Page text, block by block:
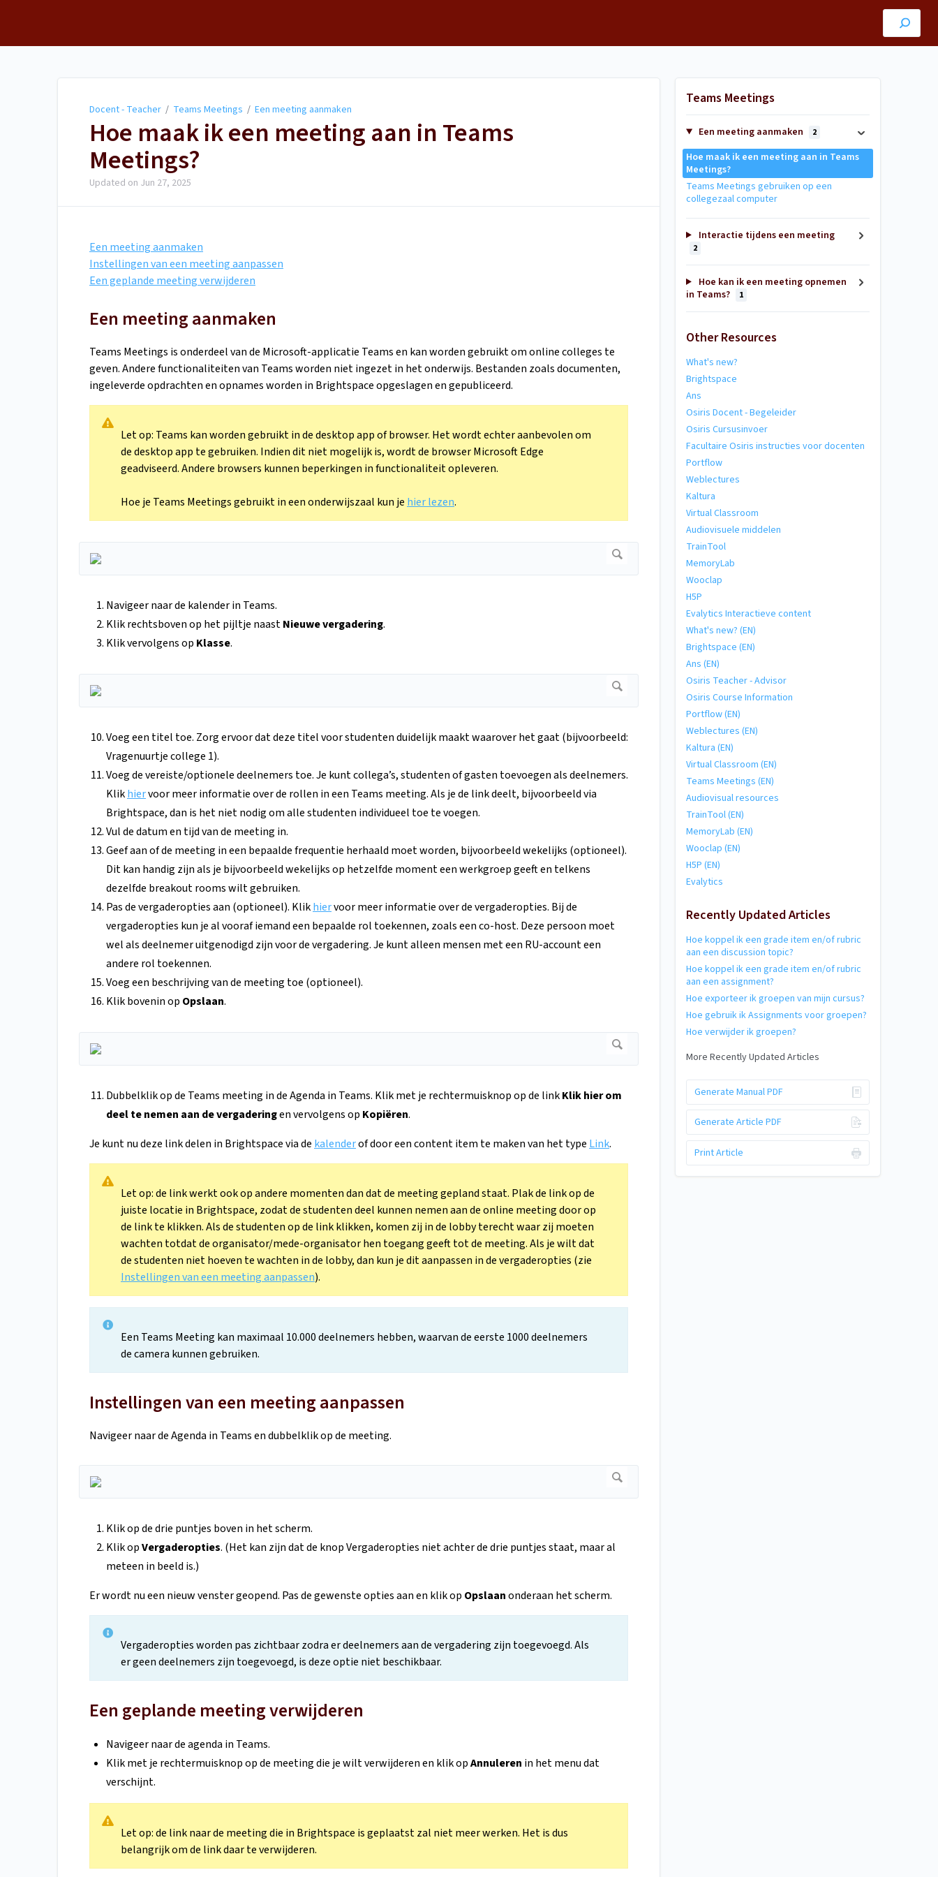
Docent - Teacher / Teams Meetings / Een meeting aanmaken
Hoe maak ik een meeting aan in Teams
Meetings?
Updated on Jun 27, 2025
Een meeting aanmaken
Instellingen van een meeting aanpassen
Een geplande meeting verwijderen
Een meeting aanmaken
Teams Meetings is onderdeel van de Microsoft-applicatie Teams en kan worden gebruikt om online colleges te
geven. Andere functionaliteiten van Teams worden niet ingezet in het onderwijs. Bestanden zoals documenten,
ingeleverde opdrachten en opnames worden in Brightspace opgeslagen en gepubliceerd.
Let op: Teams kan worden gebruikt in de desktop app of browser. Het wordt echter aanbevolen om
de desktop app te gebruiken. Indien dit niet mogelijk is, wordt de browser Microsoft Edge
geadviseerd. Andere browsers kunnen beperkingen in functionaliteit opleveren.
Hoe je Teams Meetings gebruikt in een onderwijszaal kun je hier lezen.
Navigeer naar de kalender in Teams.
Klik rechtsboven op het pijltje naastNieuwe vergadering.
Klik vervolgens op Klasse.
Voeg een titel toe. Zorg ervoor dat deze titel voor studenten duidelijk maakt waarover het gaat (bijvoorbeeld:
Vragenuurtje college 1).
Voeg de vereiste/optionele deelnemers toe. Je kunt collega’s, studenten of gasten toevoegen als deelnemers.
Klikhiervoor meer informatie over de rollen in een Teams meeting. Als je de link deelt, bijvoorbeeld via
Brightspace, dan is het niet nodig om alle studenten individueel toe te voegen.
Vul de datum en tijd van de meeting in.
Geef aan of de meeting in een bepaalde frequentie herhaald moet worden, bijvoorbeeld wekelijks (optioneel).
Dit kan handig zijn als je bijvoorbeeld wekelijks op hetzelfde moment een werkgroep geeft en telkens
dezelfde breakout rooms wilt gebruiken.
Pas de vergaderopties aan (optioneel). Klikhiervoor meer informatie over de vergaderopties. Bij de
vergaderopties kun je al vooraf iemand een bepaalde rol toekennen, zoals een co-host. Deze persoon moet
wel als deelnemer uitgenodigd zijn voor de vergadering. Je kunt alleen mensen met een RU-account een
andere rol toekennen.
Voeg een beschrijving van de meeting toe (optioneel).
Klik bovenin op Opslaan.
Dubbelklik op de Teams meeting in de Agenda in Teams. Klik met je rechtermuisknop op de linkKlik hier om
deel te nemen aan de vergaderingen vervolgens op Kopiëren.
Je kunt nu deze link delen in Brightspace via de kalenderof door een content item te maken van het type Link.
Let op: de link werkt ook op andere momenten dan dat de meeting gepland staat. Plak de link op de
juiste locatie in Brightspace, zodat de studenten deel kunnen nemen aan de online meeting door op
de link te klikken. Als de studenten op de link klikken, komen zij in de lobby terecht waar zij moeten
wachten totdat de organisator/mede-organisator hen toegang geeft tot de meeting. Als je wilt dat
de studenten niet hoeven te wachten in de lobby, dan kun je dit aanpassen in de vergaderopties (zie
Instellingen van een meeting aanpassen).
Een Teams Meeting kan maximaal 10.000 deelnemers hebben, waarvan de eerste 1000 deelnemers
de camera kunnen gebruiken.
Instellingen van een meeting aanpassen
Navigeer naar de Agenda in Teams en dubbelklik op de meeting.
Klik op de drie puntjes boven in het scherm.
Klik opVergaderopties. (Het kan zijn dat de knop Vergaderopties niet achter de drie puntjes staat, maar al
meteen in beeld is.)
Er wordt nu een nieuw venster geopend. Pas de gewenste opties aan en klik op Opslaanonderaan het scherm.
Vergaderopties worden pas zichtbaar zodra er deelnemers aan de vergadering zijn toegevoegd. Als
er geen deelnemers zijn toegevoegd, is deze optie niet beschikbaar.
Een geplande meeting verwijderen
Navigeer naar de agenda in Teams.
Klik met je rechtermuisknop op de meeting die je wilt verwijderen en klik opAnnuleren in het menu dat
verschijnt.
Let op: de link naar de meeting die in Brightspace is geplaatst zal niet meer werken. Het is dus
belangrijk om de link daar te verwijderen.
Teams Meetings
Een meeting aanmaken 2
Hoe maak ik een meeting aan in Teams
Meetings?
Teams Meetings gebruiken op een
collegezaal computer
Interactie tijdens een meeting
2
Hoe kan ik een meeting opnemen
in Teams?
1
Other Resources
What's new?
Brightspace
Ans
Osiris Docent - Begeleider
Osiris Cursusinvoer
Facultaire Osiris instructies voor docenten
Portflow
Weblectures
Kaltura
Virtual Classroom
Audiovisuele middelen
TrainTool
MemoryLab
Wooclap
H5P
Evalytics Interactieve content
What's new? (EN)
Brightspace (EN)
Ans (EN)
Osiris Teacher - Advisor
Osiris Course Information
Portflow (EN)
Weblectures (EN)
Kaltura (EN)
Virtual Classroom (EN)
Teams Meetings (EN)
Audiovisual resources
TrainTool (EN)
MemoryLab (EN)
Wooclap (EN)
H5P (EN)
Evalytics
Recently Updated Articles
Hoe koppel ik een grade item en/of rubric
aan een discussion topic?
Hoe koppel ik een grade item en/of rubric
aan een assignment?
Hoe exporteer ik groepen van mijn cursus?
Hoe gebruik ik Assignments voor groepen?
Hoe verwijder ik groepen?
More Recently Updated Articles
Generate Manual PDF
Generate Article PDF
Print Article